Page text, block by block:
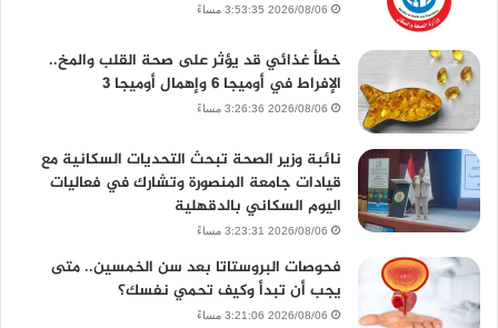
2026/08/06 3:53:35 مساءً
خطأ غذائي قد يؤثر على صحة القلب والمخ..
الإفراط في أوميجا 6 وإهمال أوميجا 3
2026/08/06 3:26:36 مساءً
نائبة وزير الصحة تبحث التحديات السكانية مع
قيادات جامعة المنصورة وتشارك في فعاليات
اليوم السكاني بالدقهلية
2026/08/06 3:23:31 مساءً
فحوصات البروستاتا بعد سن الخمسين.. متى
يجب أن تبدأ وكيف تحمي نفسك؟
2026/08/06 3:21:06 مساءً